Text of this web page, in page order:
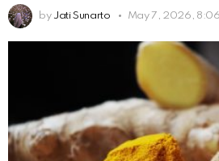
by Jati Sunarto May 7, 2026,